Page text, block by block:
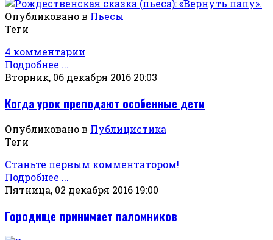
Опубликовано в Пьесы
Теги
4 комментарии
Подробнее ...
Вторник, 06 декабря 2016 20:03
Когда урок преподают особенные дети
Опубликовано в Публицистика
Теги
Станьте первым комментатором!
Подробнее ...
Пятница, 02 декабря 2016 19:00
Городище принимает паломников